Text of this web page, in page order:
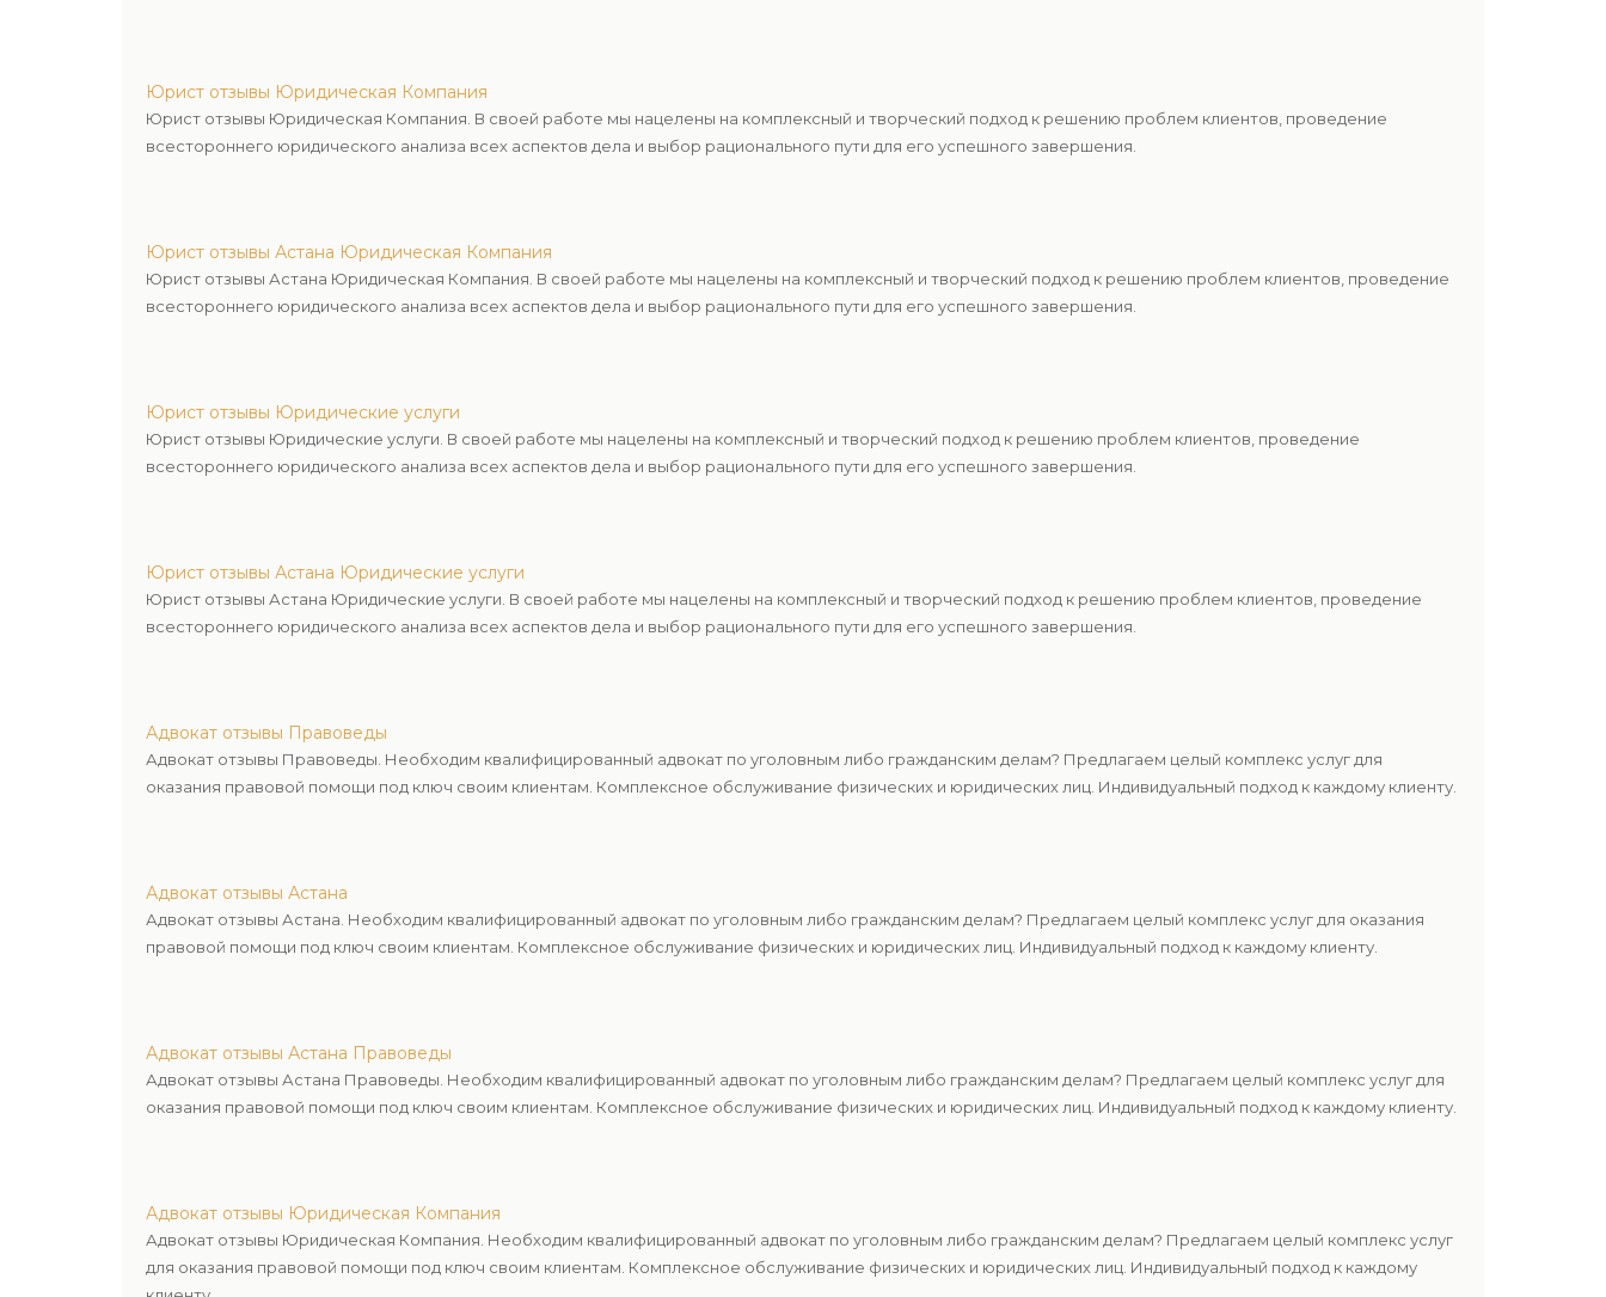
Юрист отзывы Юридическая Компания
Юрист отзывы Юридическая Компания. В своей работе мы нацелены на комплексный и творческий подход к решению проблем клиентов, проведение
всестороннего юридического анализа всех аспектов дела и выбор рационального пути для его успешного завершения.
Юрист отзывы Астана Юридическая Компания
Юрист отзывы Астана Юридическая Компания. В своей работе мы нацелены на комплексный и творческий подход к решению проблем клиентов, проведение
всестороннего юридического анализа всех аспектов дела и выбор рационального пути для его успешного завершения.
Юрист отзывы Юридические услуги
Юрист отзывы Юридические услуги. В своей работе мы нацелены на комплексный и творческий подход к решению проблем клиентов, проведение
всестороннего юридического анализа всех аспектов дела и выбор рационального пути для его успешного завершения.
Юрист отзывы Астана Юридические услуги
Юрист отзывы Астана Юридические услуги. В своей работе мы нацелены на комплексный и творческий подход к решению проблем клиентов, проведение
всестороннего юридического анализа всех аспектов дела и выбор рационального пути для его успешного завершения.
Адвокат отзывы Правоведы
Адвокат отзывы Правоведы. Необходим квалифицированный адвокат по уголовным либо гражданским делам? Предлагаем целый комплекс услуг для
оказания правовой помощи под ключ своим клиентам. Комплексное обслуживание физических и юридических лиц. Индивидуальный подход к каждому клиенту.
Адвокат отзывы Астана
Адвокат отзывы Астана. Необходим квалифицированный адвокат по уголовным либо гражданским делам? Предлагаем целый комплекс услуг для оказания
правовой помощи под ключ своим клиентам. Комплексное обслуживание физических и юридических лиц. Индивидуальный подход к каждому клиенту.
Адвокат отзывы Астана Правоведы
Адвокат отзывы Астана Правоведы. Необходим квалифицированный адвокат по уголовным либо гражданским делам? Предлагаем целый комплекс услуг для
оказания правовой помощи под ключ своим клиентам. Комплексное обслуживание физических и юридических лиц. Индивидуальный подход к каждому клиенту.
Адвокат отзывы Юридическая Компания
Адвокат отзывы Юридическая Компания. Необходим квалифицированный адвокат по уголовным либо гражданским делам? Предлагаем целый комплекс услуг
для оказания правовой помощи под ключ своим клиентам. Комплексное обслуживание физических и юридических лиц. Индивидуальный подход к каждому